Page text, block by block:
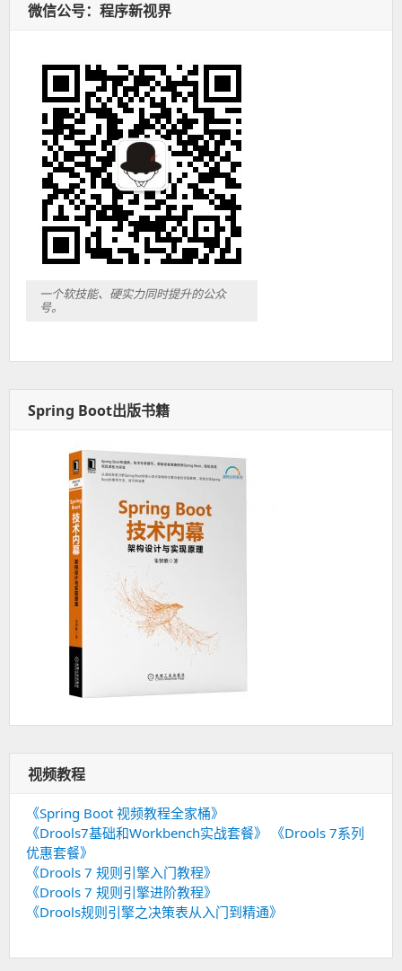
微信公号：程序新视界
一个软技能、硬实力同时提升的公众
号。
Spring Boot出版书籍
视频教程
《Spring Boot 视频教程全家桶》
《Drools7基础和Workbench实战套餐》
《Drools 7系列
优惠套餐》
《Drools 7 规则引擎入门教程》
《Drools 7 规则引擎进阶教程》
《Drools规则引擎之决策表从入门到精通》